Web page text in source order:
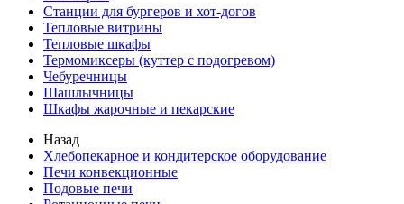
Станции для бургеров и хот-догов
Тепловые витрины
Тепловые шкафы
Термомиксеры (куттер с подогревом)
Чебуречницы
Шашлычницы
Шкафы жарочные и пекарские
Назад
Хлебопекарное и кондитерское оборудование
Печи конвекционные
Подовые печи